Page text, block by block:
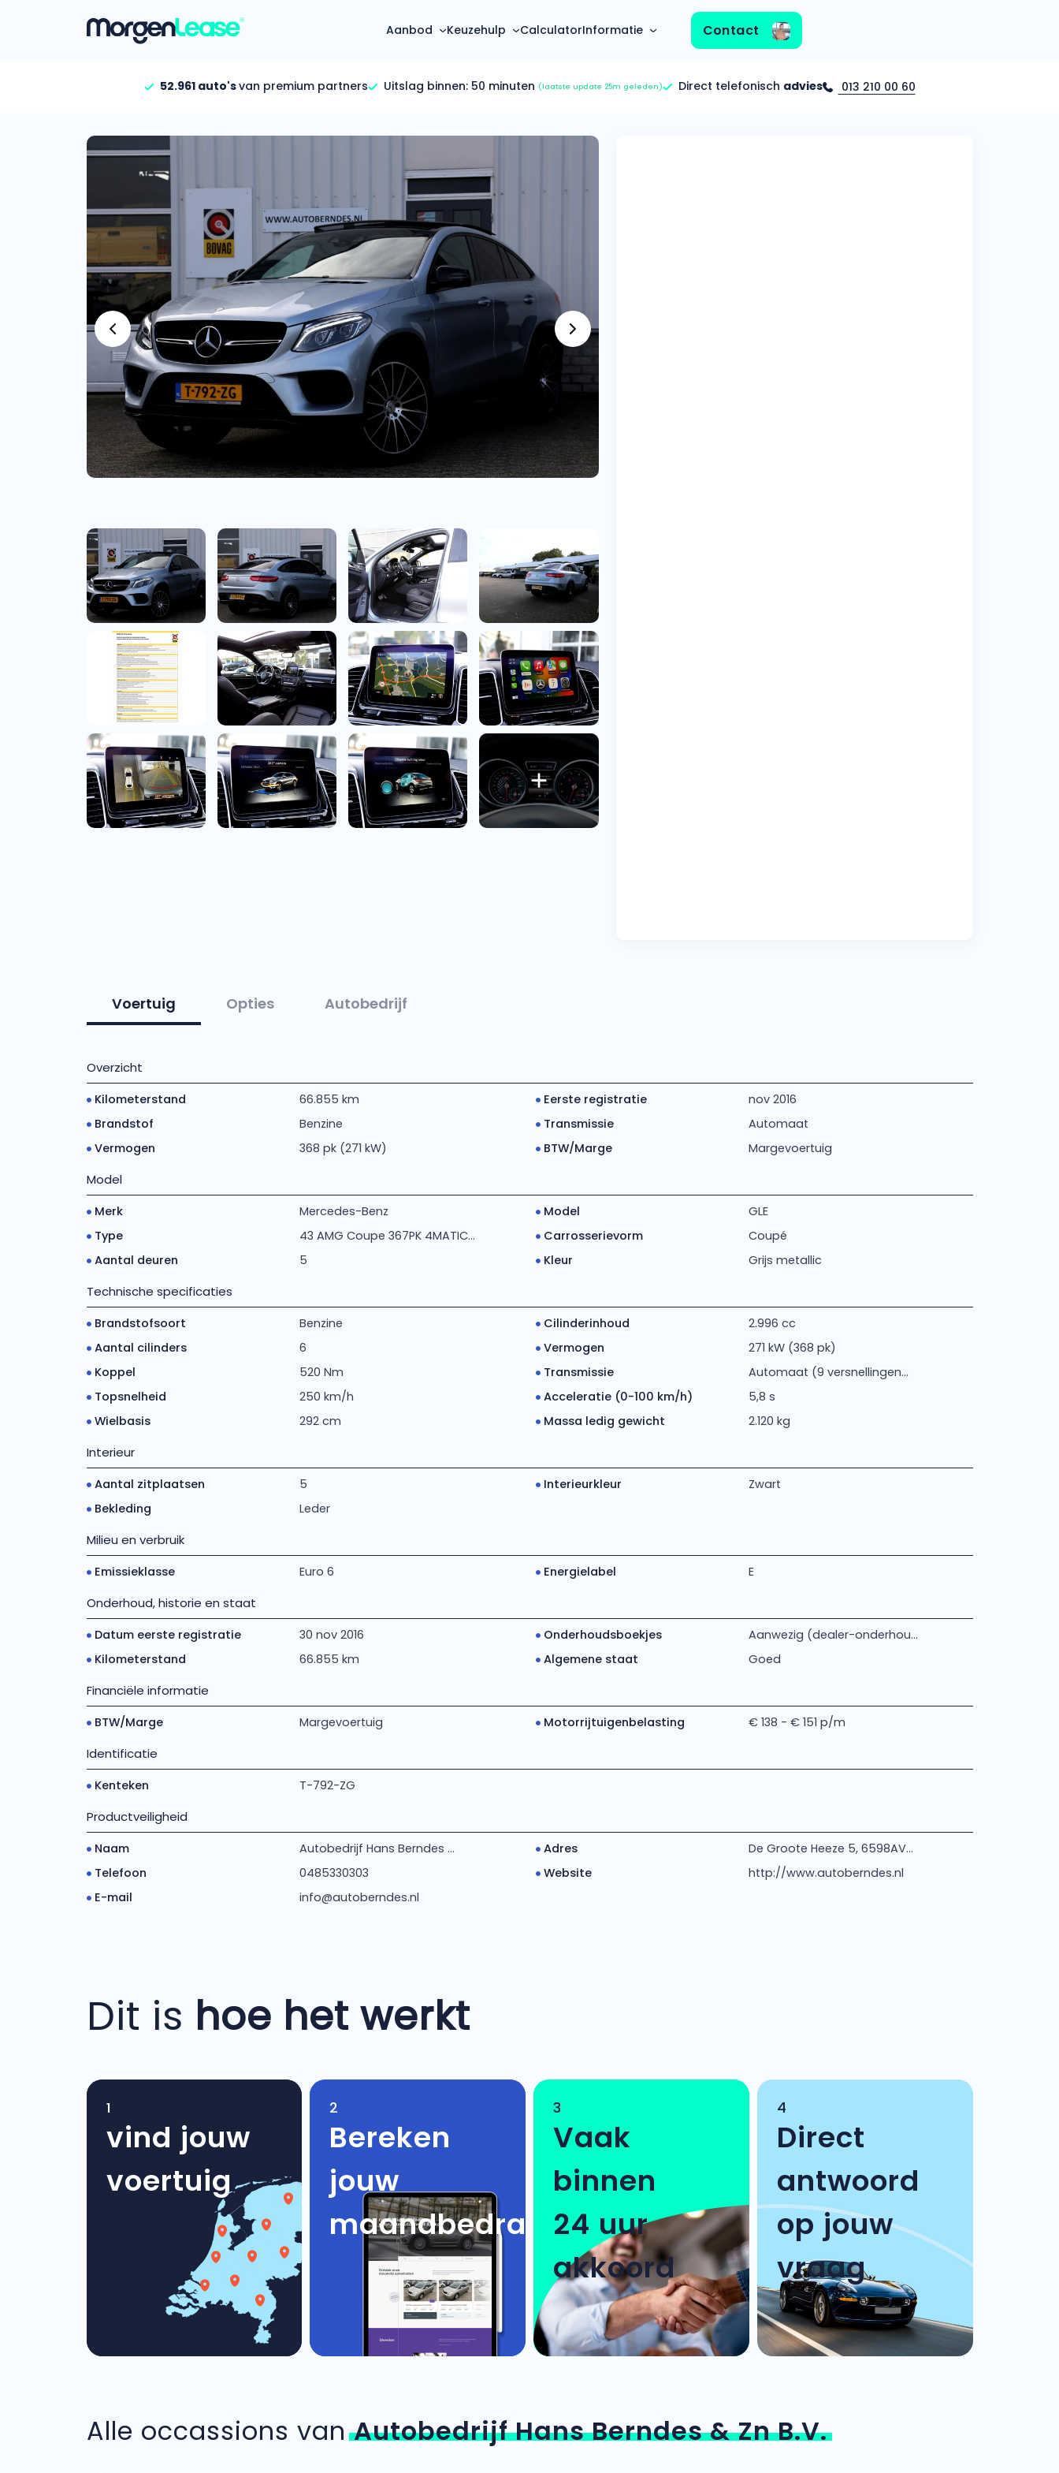
Aanbod
Gezinsauto’s
Bekijk alle gezinsauto’s
Hele aanbod
Bekijk alle stadsauto’s
EV’s/Hybrides
Bekijk alle electrische auto’s
Bedrijfswagens
Bekijk alle bedrijfswagens
Budgetwagens
Bekijk alle budgetwagens
Volkswagen
(4500+ auto's)
Volvo
(1000+ auto's)
Audi
(2000+ auto's)
Keuzehulp
Calculator
Maandbedrag berekenen
Offerte vergelijken
Wij geven jou een betere deal
CalculatorInformatie
Over ons
Bekijk volledige FAQ’s
Particulier
Vragen over particulier
Jouw aanvraag
Vragen over jouw aanvraag
Leasevormen
Contact
52.961 auto'svan premium partners Uitslag binnen: 50 minuten (laatste update 25m geleden) Direct telefonisch advies 013 210 00 60
Voertuig Opties Autobedrijf
Overzicht
Kilometerstand 66.855 km Eerste registratie
nov 2016
Brandstof
Benzine Transmissie
Automaat
Vermogen
368 pk (271 kW) BTW/Marge Margevoertuig
Model
Merk Mercedes-Benz Model
GLE
Type
43 AMG Coupe 367PK 4MATIC... Carrosserievorm
Coupé
Aantal deuren
5 Kleur Grijs metallic
Technische specificaties
Brandstofsoort Benzine Cilinderinhoud
2.996 cc
Aantal cilinders
6 Vermogen
271 kW (368 pk)
Koppel
520 Nm Transmissie
Automaat (9 versnellingen...
Topsnelheid
250 km/h Acceleratie (0-100 km/h)
5,8 s
Wielbasis
292 cm Massa ledig gewicht 2.120 kg
Interieur
Aantal zitplaatsen 5 Interieurkleur
Zwart
Bekleding
Leder
Milieu en verbruik
Emissieklasse Euro 6 Energielabel E
Onderhoud, historie en staat
Datum eerste registratie 30 nov 2016 Onderhoudsboekjes
Aanwezig (dealer-onderhou...
Kilometerstand
66.855 km Algemene staat Goed
Financiële informatie
BTW/Marge Margevoertuig Motorrijtuigenbelasting € 138 - € 151 p/m
Identificatie
Kenteken T-792-ZG
Productveiligheid
Naam Autobedrijf Hans Berndes ... Adres
De Groote Heeze 5, 6598AV...
Telefoon
0485330303 Website
http://www.autoberndes.nl
E-mail
info@autoberndes.nl
Dit is hoe het werkt
1
vind jouw
voertuig
2
Bereken
jouw
maandbedrag
3
Vaak
binnen
24 uur
akkoord
4
Direct
antwoord
op jouw
vraag
Alle occassions vanAutobedrijf Hans Berndes & Zn B.V.